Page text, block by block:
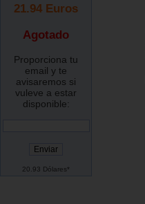
21.94 Euros
Agotado
Proporciona tu
email y te
avisaremos si
vuleve a estar
disponible:
20.93 Dólares*